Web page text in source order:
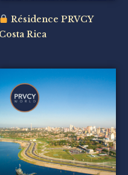
Résidence PRVCY
Costa Rica